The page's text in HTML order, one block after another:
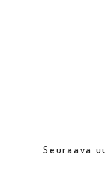
Seuraava